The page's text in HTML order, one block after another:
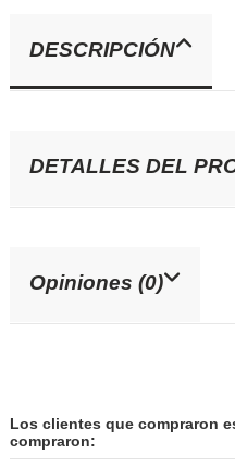
DESCRIPCIÓN
DETALLES DEL
Opiniones (0)
Los clientes que compraron
compraron: